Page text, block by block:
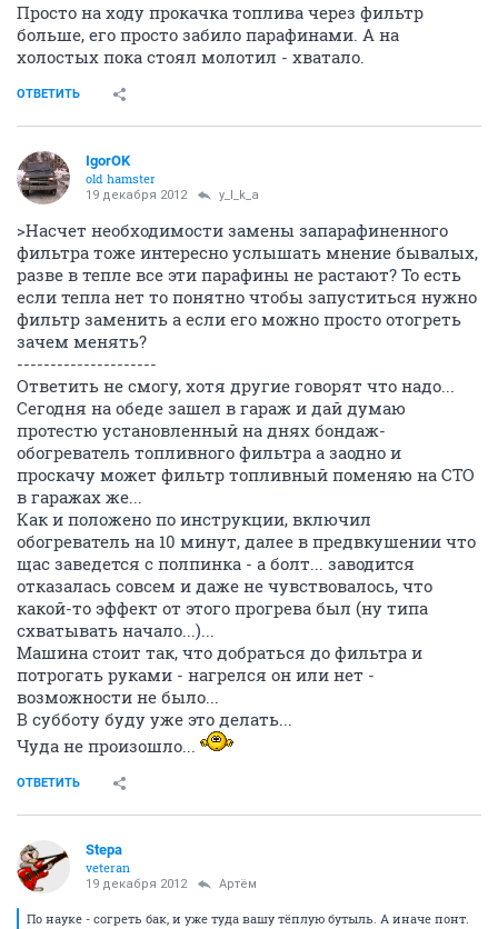
Просто на ходу прокачка топлива через фильтр
больше, его просто забило парафинами. А на
холостых пока стоял молотил - хватало.
ОТВЕТИТЬ
IgorOK
old hamster
19 декабря 2012 y_l_k_a
>Насчет необходимости замены запарафиненного
фильтра тоже интересно услышать мнение бывалых,
разве в тепле все эти парафины не растают? То есть
если тепла нет то понятно чтобы запуститься нужно
фильтр заменить а если его можно просто отогреть
зачем менять?
---------------------
Ответить не смогу, хотя другие говорят что надо...
Сегодня на обеде зашел в гараж и дай думаю
протестю установленный на днях бондаж-
обогреватель топливного фильтра а заодно и
проскачу может фильтр топливный поменяю на СТО
в гаражах же...
Как и положено по инструкции, включил
обогреватель на 10 минут, далее в предвкушении что
щас заведется с полпинка - а болт... заводится
отказалась совсем и даже не чувствовалось, что
какой-то эффект от этого прогрева был (ну типа
схватывать начало...)...
Машина стоит так, что добраться до фильтра и
потрогать руками - нагрелся он или нет -
возможности не было...
В субботу буду уже это делать...
Чуда не произошло...
ОТВЕТИТЬ
Stepa
veteran
19 декабря 2012 Артём
По науке - согреть бак, и уже туда вашу тёплую бутыль. А иначе понт.